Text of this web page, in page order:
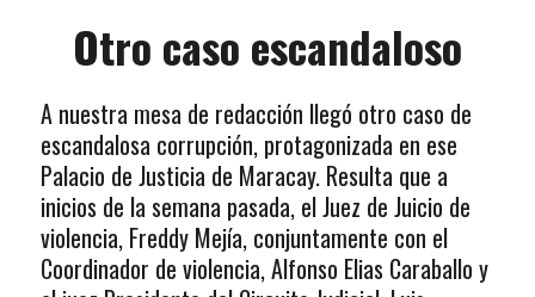
Otro caso escandaloso
A nuestra mesa de redacción llegó otro caso de
escandalosa corrupción, protagonizada en ese
Palacio de Justicia de Maracay. Resulta que a
inicios de la semana pasada, el Juez de Juicio de
violencia, Freddy Mejía, conjuntamente con el
Coordinador de violencia, Alfonso Elias Caraballo y